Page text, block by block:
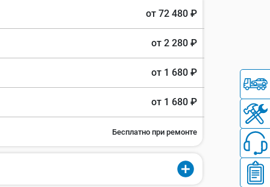
от 72 480 ₽
от 2 280 ₽
от 1 680 ₽
от 1 680 ₽
Бесплатно при ремонте